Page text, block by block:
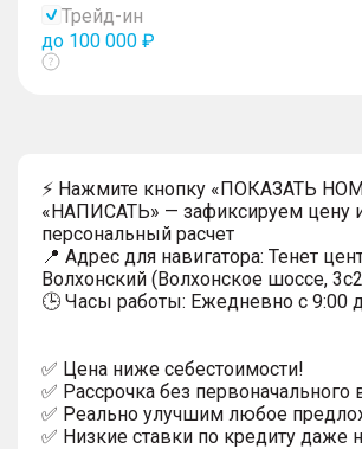
Трейд-ин
до 100 000 ₽
Показать
⚡ Нажмите кнопку «ПОКАЗАТЬ
«НАПИСАТЬ» — зафиксируем
персональный расчет
📍 Адрес для навигатора: Тенет
Волхонский (Волхонское шоссе,
🕒 Часы работы: Ежедневно с 9:00
✅ Цена ниже себестоимости!
✅ Рассрочка без первоначального
✅ Реально улучшим любое
✅ Низкие ставки по кредиту даже